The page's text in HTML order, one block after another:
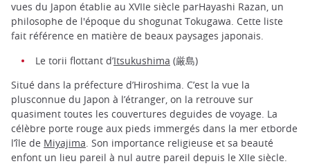
vues du Japon établie au XVIIe siècle parHayashi Razan, un
philosophe de l'époque du shogunat Tokugawa. Cette liste
fait référence en matière de beaux paysages japonais.
Le torii flottant d’Itsukushima (厳島)
Situé dans la préfecture d’Hiroshima. C’est la vue la
plusconnue du Japon à l’étranger, on la retrouve sur
quasiment toutes les couvertures deguides de voyage. La
célèbre porte rouge aux pieds immergés dans la mer etborde
l’île de Miyajima . Son importance religieuse et sa beauté
enfont un lieu pareil à nul autre pareil depuis le XIIe siècle.